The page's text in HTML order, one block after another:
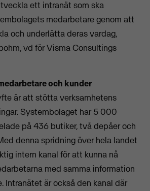
ett intranät som ska
medarbetare genom att
och underlätta deras vardag,
vd för Visma Consultings
och kunder
är att stötta verksamhetens
Systembolaget har 5 000
på 436 butiker, två depåer och
denna spridning över hela landet
intern kanal för att kunna nå
med samma information
Intranätet är också den kanal där